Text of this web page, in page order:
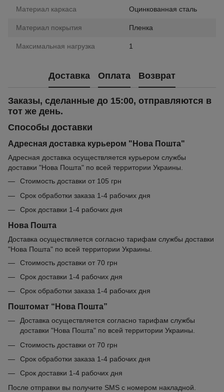
Материал каркаса Оцинкованная сталь
Материал покрытия Пленка
Максимальная нагрузка 1
Доставка Оплата Возврат
Заказы, сделанные до 15:00, отправляются в
тот же день.
Способы доставки
Адресная доставка курьером "Нова Пошта"
Адресная доставка осуществляется курьером службы
доставки "Нова Пошта" по всей территории Украины.
Стоимость доставки от 105 грн
Срок обработки заказа 1-4 рабочих дня
Срок доставки 1-4 рабочих дня
Нова Пошта
Доставка осуществляется согласно тарифам службы доставки
"Нова Пошта" по всей территории Украины.
Стоимость доставки от 70 грн
Срок доставки 1-4 рабочих дня
Срок обработки заказа 1-4 рабочих дня
Поштомат “Нова Пошта”
Доставка осуществляется согласно тарифам службы
доставки "Нова Пошта" по всей территории Украины.
Стоимость доставки от 70 грн
Срок обработки заказа 1-4 рабочих дня
Срок доставки 1-4 рабочих дня
После отправки вы получите SMS с номером накладной.